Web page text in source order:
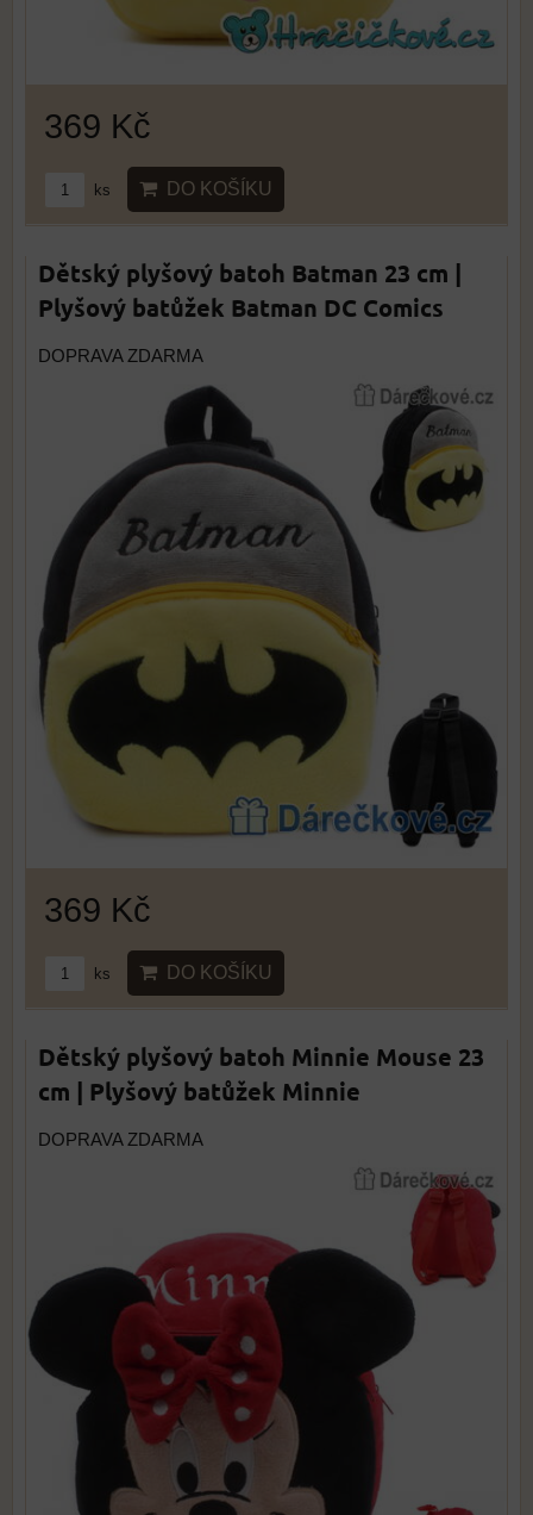
369 Kč
ks DO KOŠÍKU
Dětský plyšový batoh Batman 23 cm |
Plyšový batůžek Batman DC Comics
DOPRAVA ZDARMA
369 Kč
ks DO KOŠÍKU
Dětský plyšový batoh Minnie Mouse 23
cm | Plyšový batůžek Minnie
DOPRAVA ZDARMA